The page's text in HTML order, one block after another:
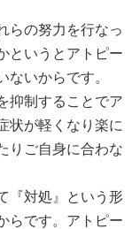
らの努力を行なっ
というとアトピー
いからです。
抑制することでア
状が軽くなり楽に
りご自身に合わな
『対処』という形
らです。アトピー